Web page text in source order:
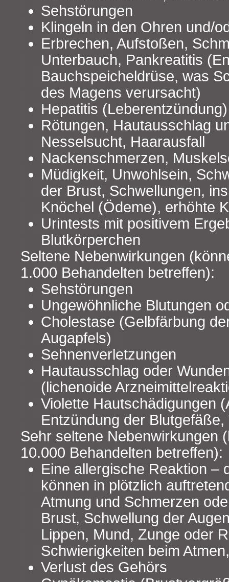
Sehstörungen
Klingeln in den Ohren und/
Erbrechen, Aufstoßen,
Unterbauch, Pankreatitis
Bauchspeicheldrüse, was
des Magens verursacht)
Hepatitis (Leberentzündung)
Rötungen, Hautausschlag
Nesselsucht, Haarausfall
Nackenschmerzen,
Müdigkeit, Unwohlsein,
der Brust, Schwellungen,
Knöchel (Ödeme), erhöhte
Urintests mit positivem
Blutkörperchen
Seltene Nebenwirkungen
1.000 Behandelten betreffen):
Sehstörungen
Ungewöhnliche Blutungen
Cholestase (Gelbfärbung
Augapfels)
Sehnenverletzungen
Hautausschlag oder
(lichenoide
Violette Hautschädigungen
Entzündung der Blutgefäße,
Sehr seltene Nebenwirkungen
10.000 Behandelten betreffen):
Eine allergische Reaktion –
können in plötzlich
Atmung und Schmerzen
Brust, Schwellung der
Lippen, Mund, Zunge oder
Schwierigkeiten beim
Verlust des Gehörs